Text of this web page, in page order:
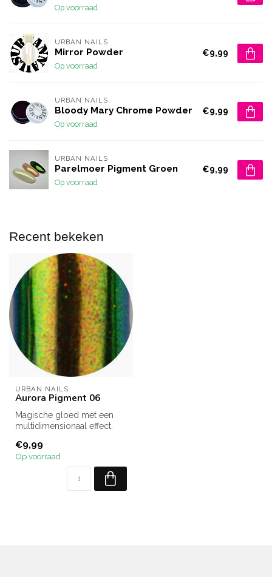
Op voorraad
URBAN NAILS
Mirror Powder
Op voorraad
€9,99
URBAN NAILS
Bloody Mary Chrome Powder
Op voorraad
€9,99
URBAN NAILS
Parelmoer Pigment Groen
Op voorraad
€9,99
Recent bekeken
URBAN NAILS
Aurora Pigment 06
Magische gloed met een
multidimensionaal effect.
€9,99
Op voorraad